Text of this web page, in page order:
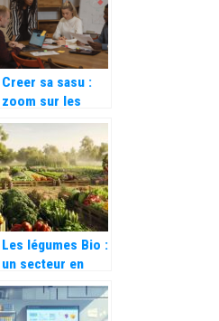
Creer sa sasu :
zoom sur les
etapes cles pour
les entrepreneurs
Les légumes Bio :
un secteur en
pleine expansion
dans l’économie